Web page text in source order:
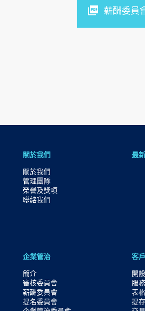
薪酬委員
關於我們
關於我們
管理團隊
榮譽及獎項
聯絡我們
最
企業管治
簡介
審核委員會
薪酬委員會
提名委員會
客
開
服
表
提